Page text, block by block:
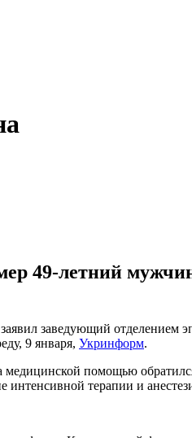
49-летний
заведующий
9 января, Укринформ.
медицинской помощью
терапии и